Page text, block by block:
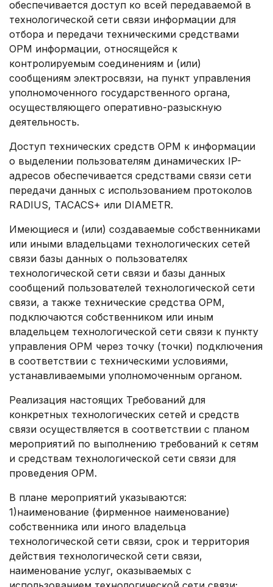
обеспечивается доступ ко всей передаваемой в
технологической сети связи информации для
отбора и передачи техническими средствами
ОРМ информации, относящейся к
контролируемым соединениям и (или)
сообщениям электросвязи, на пункт управления
уполномоченного государственного органа,
осуществляющего оперативно-разыскную
деятельность.
Доступ технических средств ОРМ к информации
о выделении пользователям динамических IP-
адресов обеспечивается средствами связи сети
передачи данных с использованием протоколов
RADIUS, TACACS+ или DIAMETR.
Имеющиеся и (или) создаваемые собственниками
или иными владельцами технологических сетей
связи базы данных о пользователях
технологической сети связи и базы данных
сообщений пользователей технологической сети
связи, а также технические средства ОРМ,
подключаются собственником или иным
владельцем технологической сети связи к пункту
управления ОРМ через точку (точки) подключения
в соответствии с техническими условиями,
устанавливаемыми уполномоченным органом.
Реализация настоящих Требований для
конкретных технологических сетей и средств
связи осуществляется в соответствии с планом
мероприятий по выполнению требований к сетям
и средствам технологической сети связи для
проведения ОРМ.
В плане мероприятий указываются:
1)наименование (фирменное наименование)
собственника или иного владельца
технологической сети связи, срок и территория
действия технологической сети связи,
наименование услуг, оказываемых с